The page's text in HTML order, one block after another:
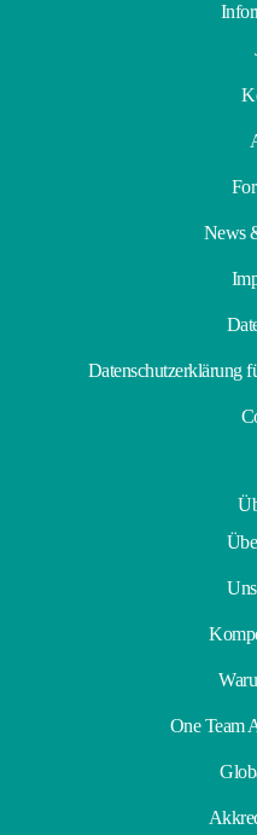
News
Datenschutzerklärung
One Team